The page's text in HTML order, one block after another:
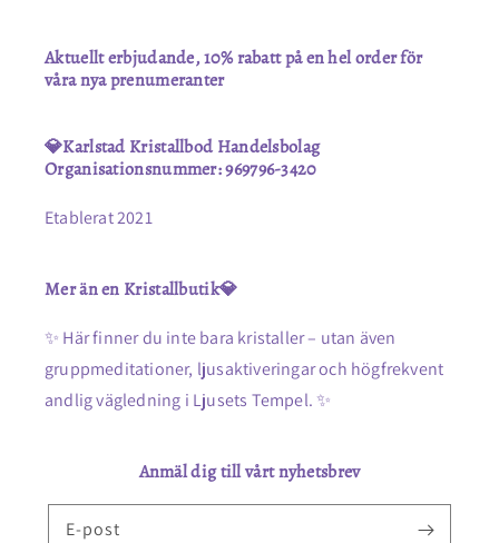
Aktuellt erbjudande, 10% rabatt på en hel order för
våra nya prenumeranter
💎Karlstad Kristallbod Handelsbolag
Organisationsnummer: 969796-3420
Etablerat 2021
Mer än en Kristallbutik💎
✨ Här finner du inte bara kristaller – utan även
gruppmeditationer, ljusaktiveringar och högfrekvent
andlig vägledning i Ljusets Tempel. ✨
Anmäl dig till vårt nyhetsbrev
E-post